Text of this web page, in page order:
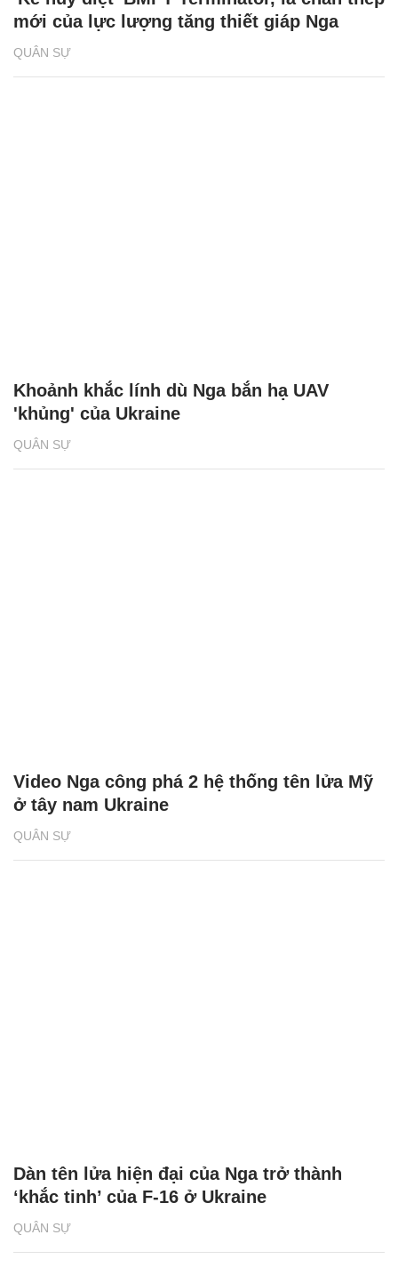
QUÂN SỰ
mới của lực lượng tăng thiết giáp Nga
QUÂN SỰ
Khoảnh khắc lính dù Nga bắn hạ UAV
'khủng' của Ukraine
QUÂN SỰ
Video Nga công phá 2 hệ thống tên lửa Mỹ
ở tây nam Ukraine
QUÂN SỰ
Dàn tên lửa hiện đại của Nga trở thành
‘khắc tinh’ của F-16 ở Ukraine